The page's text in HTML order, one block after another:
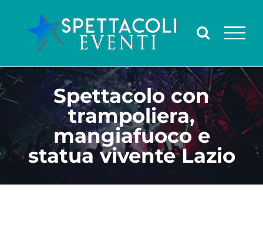
contenuto
Spettacolo con
trampoliera,
mangiafuoco e
statua vivente Lazio